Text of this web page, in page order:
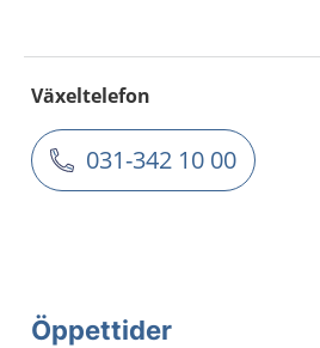
Växeltelefon
031-342 10 00
Öppettider